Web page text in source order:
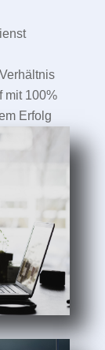
mit 100%
Erfolg